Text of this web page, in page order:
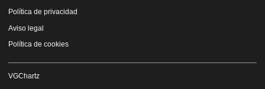
Política de privacidad
Aviso legal
Política de cookies
VGChartz